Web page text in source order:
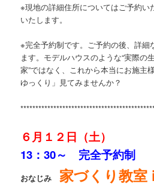
※現地の詳細住所についてはご予約い
いたします。
※完全予約制です。ご予約の後、詳細
ます。モデルハウスのような“実際の
家”ではなく、これから本当にお施主
ゆっくり」見てみませんか？
６月１２日（土）
13：30～ 完全予約制
おなじみ家づくり教室